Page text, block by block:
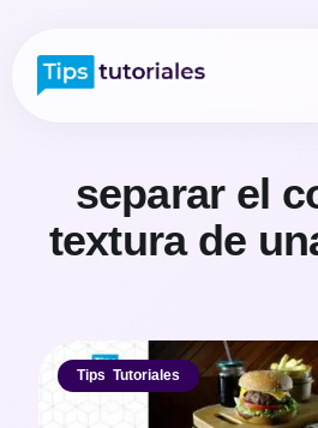
separar el
textura de
Tips, Tutoriales